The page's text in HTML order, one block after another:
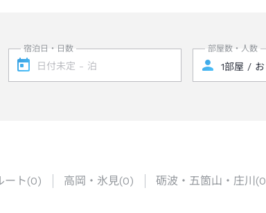
宿泊日・日数 部屋数・人数
ート(0) 高岡・氷見(0) 砺波・五箇山・庄川(0